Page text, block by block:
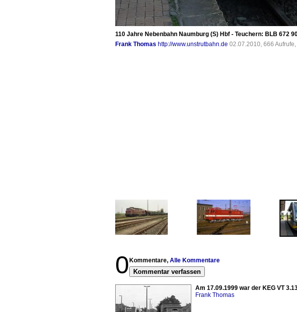
110 Jahre Nebenbahn Naumburg (S) Hbf - Teuchern: BLB 672
Frank Thomas http://www.unstrutbahn.de 02.07.2010, 666
0 Kommentare, Alle Kommentare
Kommentar verfassen
Am 17.09.1999 war der KEG VT
Frank Thomas